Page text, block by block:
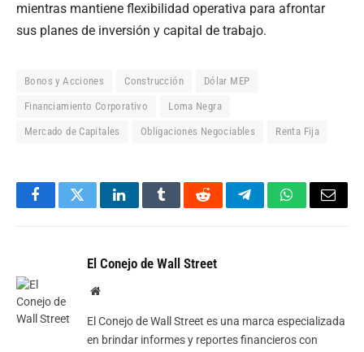
mientras mantiene flexibilidad operativa para afrontar
sus planes de inversión y capital de trabajo.
Bonos y Acciones Construcción Dólar MEP
Financiamiento Corporativo Loma Negra
Mercado de Capitales Obligaciones Negociables Renta Fija
FacebookTwitterLinkedInTumblrRedditTelegramWhatsApp
Email
El Conejo de Wall Street
Website
El Conejo de Wall Street es una marca especializada
en brindar informes y reportes financieros con